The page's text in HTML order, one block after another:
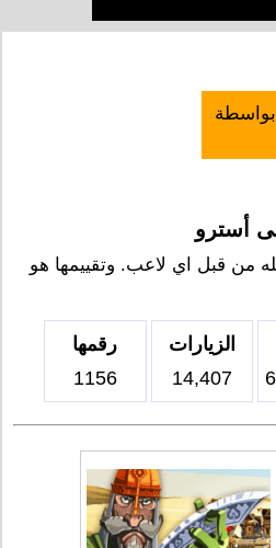
أسترو
من قبل اي لاعب. وتقييمها هو
الزيارات
14,407
رقمها
1156